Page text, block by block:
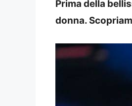
Prima della
donna.